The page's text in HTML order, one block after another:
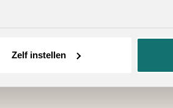
Zelf instellen